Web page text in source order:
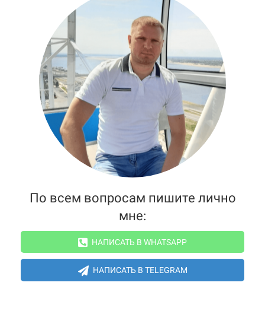
По всем вопросам пишите лично
мне:
НАПИСАТЬ В WHATSAPP
НАПИСАТЬ В TELEGRAM